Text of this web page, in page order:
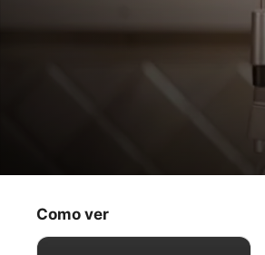
… e a história de Sam
Mistério
Como ver